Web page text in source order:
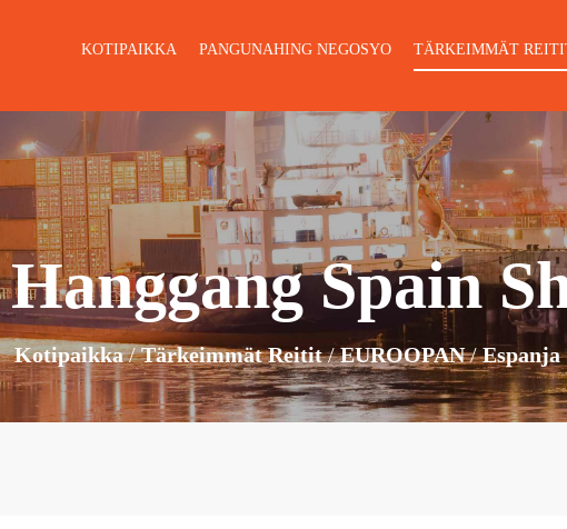
KOTIPAIKKA PANGUNAHING NEGOSYO TÄRKEIMMÄT
Spain
Kotipaikka Tärkeimmät Reitit EUROOPAN Espanja